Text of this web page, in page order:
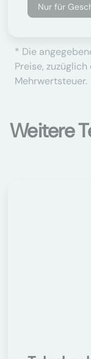
Nur für
* Die
Preise,
Mehrwertsteuer.
Weitere